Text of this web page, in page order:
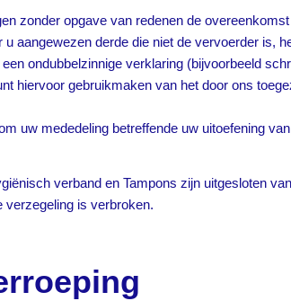
zonder opgave van redenen de
aangewezen derde die niet de vervoerder is,
ondubbelzinnige verklaring (bijvoorbeeld
hiervoor gebruikmaken van het door ons
uw mededeling betreffende uw uitoefening
verband en Tampons zijn uitgesloten
verzegeling is verbroken.